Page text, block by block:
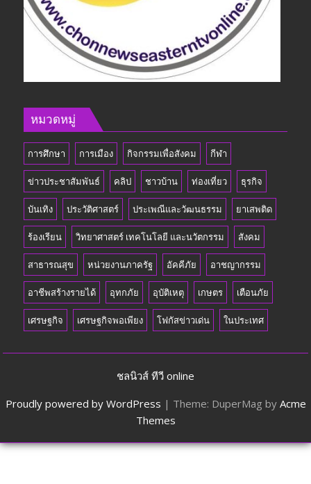
หมวดหมู่
การศึกษา การเมือง กิจกรรมเพื่อสังคม กีฬา
ข่าวประชาสัมพันธ์ คลิป ชาวบ้าน ท่องเที่ยว ธุรกิจ
บันเทิง ประวัติศาสตร์ ประเพณีและวัฒนธรรม ยาเสพติด
ร้องเรียน วิทยาศาสตร์ เทคโนโลยี และนวัตกรรม สังคม
สาธารณสุข หน่วยงานภาครัฐ อัคคีภัย อาชญากรรม
อาชีพสร้างรายได้ อุทกภัย อุบัติเหตุ เกษตร เตือนภัย
เศรษฐกิจ เศรษฐกิจพอเพียง โฟกัสข่าวเด่น ในประเทศ
ชลนิวส์ ทีวี online
Proudly powered by WordPress | Theme: DuperMag by Acme
Themes